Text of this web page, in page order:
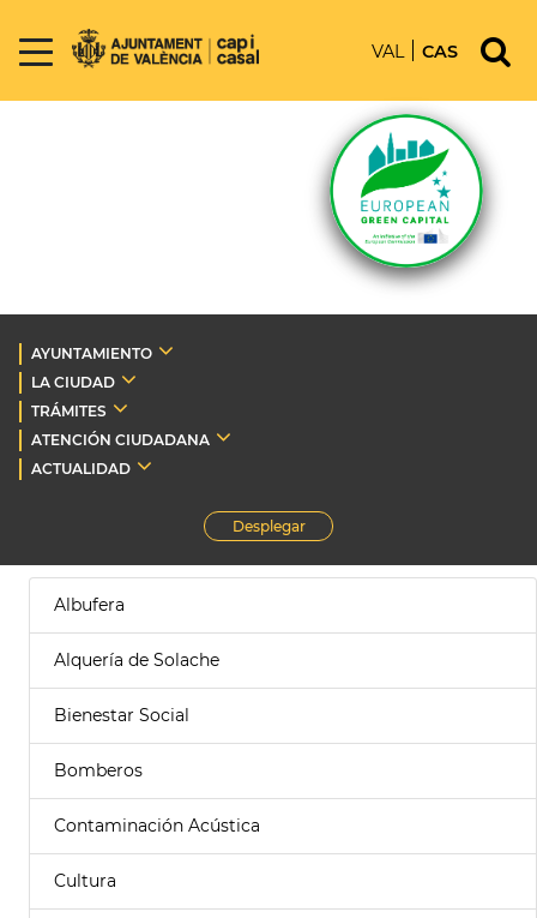
VAL CAS
AYUNTAMIENTO
LA CIUDAD
TRÁMITES
ATENCIÓN CIUDADANA
ACTUALIDAD
Desplegar
Albufera
Alquería de Solache
Bienestar Social
Bomberos
Contaminación Acústica
Cultura